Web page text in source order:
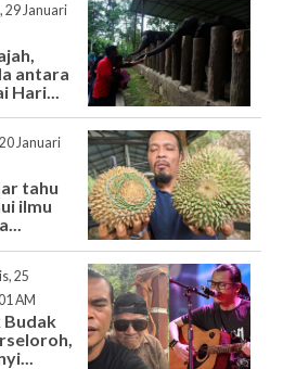
29 Januari
antara
Januari
tahu
ilmu
25
AM
Budak